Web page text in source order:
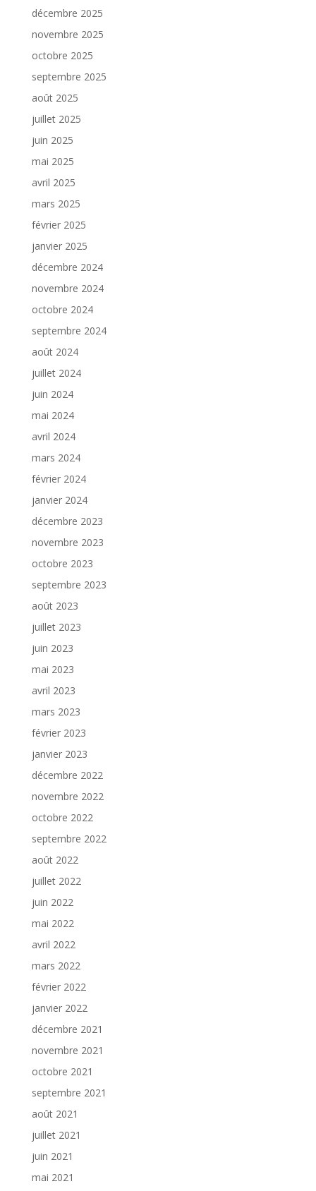
décembre 2025
novembre 2025
octobre 2025
septembre 2025
août 2025
juillet 2025
juin 2025
mai 2025
avril 2025
mars 2025
février 2025
janvier 2025
décembre 2024
novembre 2024
octobre 2024
septembre 2024
août 2024
juillet 2024
juin 2024
mai 2024
avril 2024
mars 2024
février 2024
janvier 2024
décembre 2023
novembre 2023
octobre 2023
septembre 2023
août 2023
juillet 2023
juin 2023
mai 2023
avril 2023
mars 2023
février 2023
janvier 2023
décembre 2022
novembre 2022
octobre 2022
septembre 2022
août 2022
juillet 2022
juin 2022
mai 2022
avril 2022
mars 2022
février 2022
janvier 2022
décembre 2021
novembre 2021
octobre 2021
septembre 2021
août 2021
juillet 2021
juin 2021
mai 2021